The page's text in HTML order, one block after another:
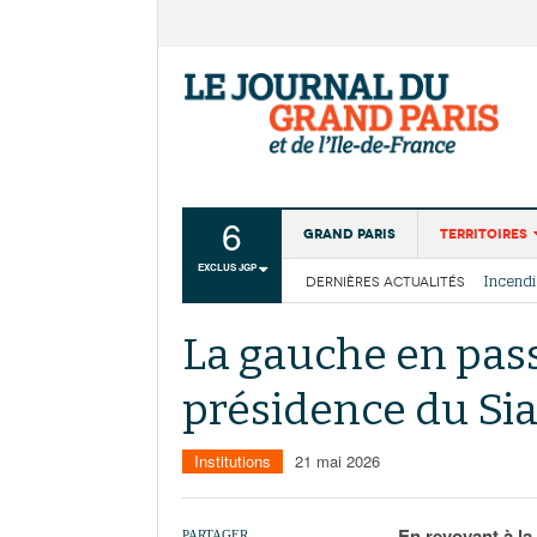
6
EXCLUS JGP
Grand Paris Territoires
Institutions
Services
DERNIÈRES ACTUALITÉS
La
La gauche en
présidence du
Institutions 21 mai 2026